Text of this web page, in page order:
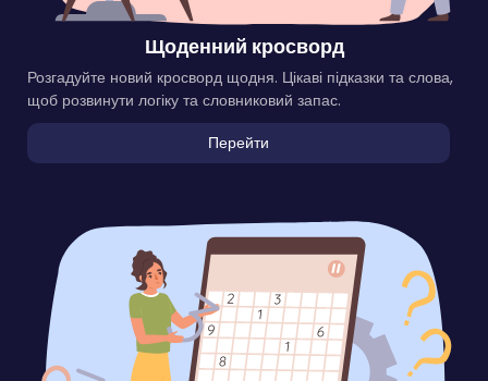
Щоденний кросворд
Розгадуйте новий кросворд щодня. Цікаві підказки та слова,
щоб розвинути логіку та словниковий запас.
Перейти